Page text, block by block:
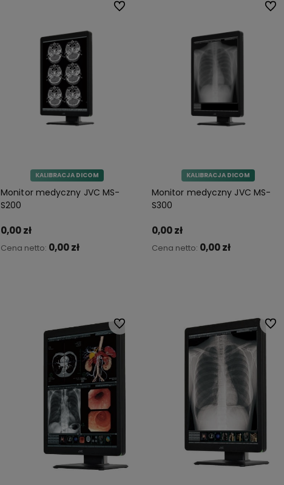
KALIBRACJA DICOM
Monitor medyczny JVC MS-
S200
0,00 zł
Cena netto: 0,00 zł
Do ulubionych
KALIBRACJA DICOM
Monitor medyczny JVC MS-
S300
0,00 zł
Cena netto: 0,00 zł
Do
Do ulubionych Do